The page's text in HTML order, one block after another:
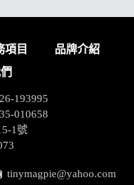
項目
品牌介紹
193995
010658
1號
tinymagpie@yahoo.com